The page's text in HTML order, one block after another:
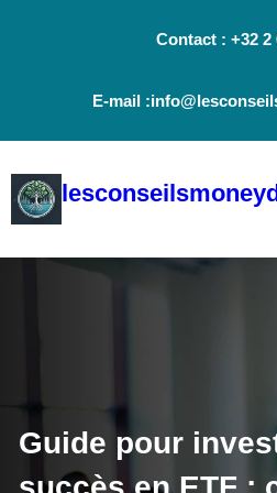
Contact : +32 2
E-mail
Guide pour